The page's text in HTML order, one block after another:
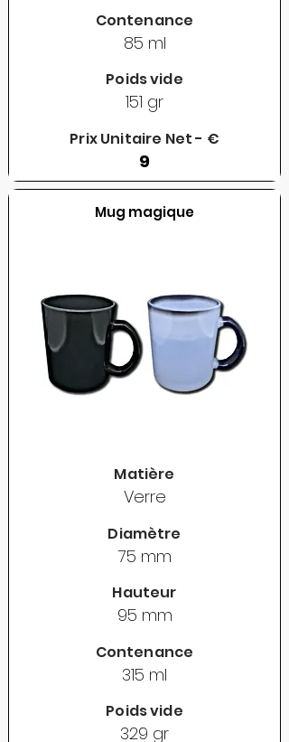
Contenance
85 ml
Poids vide
151 gr
Prix Unitaire Net - €
9
Mug magique
Matière
Verre
Diamètre
75 mm
Hauteur
95 mm
Contenance
315 ml
Poids vide
329 gr